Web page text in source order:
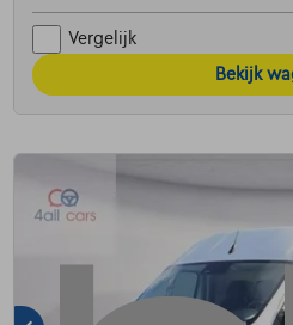
Vergelijk
Bekijk